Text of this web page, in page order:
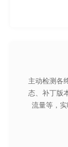
主动检测各
态、补丁版
流量等，